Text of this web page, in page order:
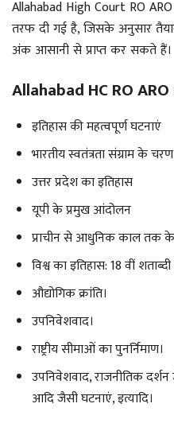
Allahabad High Court RO
तरफ दी गई है, जिसके अनुसार
अंक आसानी से प्राप्त कर सकते हैं।
Allahabad HC RO
इतिहास की महत्वपूर्ण घटनाएं
भारतीय स्वतंत्रता संग्राम के चरण
उत्तर प्रदेश का इतिहास
यूपी के प्रमुख आंदोलन
प्राचीन से आधुनिक काल तक के
विश्व का इतिहास: 18 वीं
औद्योगिक क्रांति।
उपनिवेशवाद।
राष्ट्रीय सीमाओं का पुनर्निमाण।
उपनिवेशवाद, राजनीतिक
आदि जैसी घटनाएं, इत्यादि।